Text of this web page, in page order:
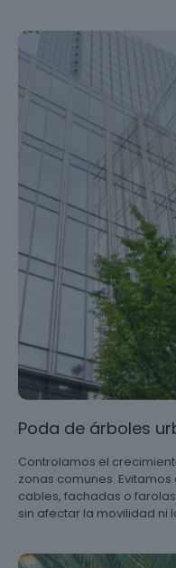
Poda de árboles
Controlamos el
zonas comunes.
cables, fachadas o
sin afectar la movilidad ni